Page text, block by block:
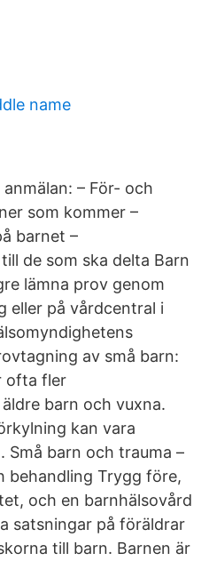
name
– För- och
som kommer –
barnet –
de som ska delta Barn
lämna prov genom
eller på vårdcentral i
av små barn:
ofta fler
barn och vuxna.
kan vara
Små barn och trauma –
behandling Trygg före,
och en barnhälsovård
satsningar på föräldrar
till barn. Barnen är